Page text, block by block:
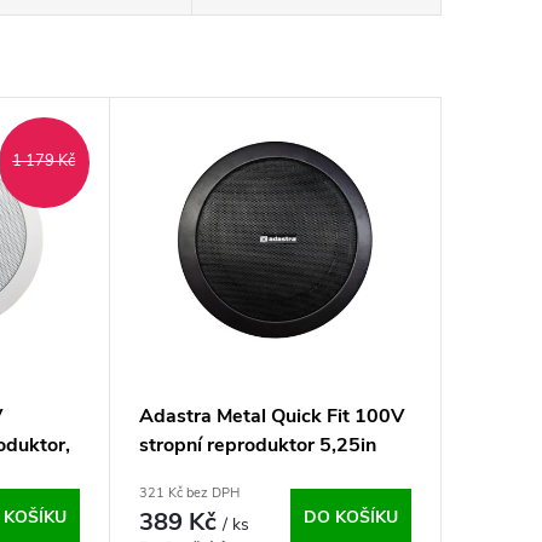
1 179 Kč
Adastra Metal Quick Fit 100V
stropní reproduktor 5,25in
321 Kč bez DPH
389 Kč/ ks DO KOŠÍKU